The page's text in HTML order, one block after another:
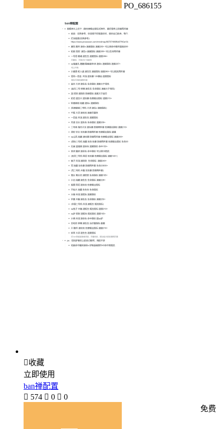
PO_686155
收藏
立即使用
ban禅配置
 574  0  0
免费